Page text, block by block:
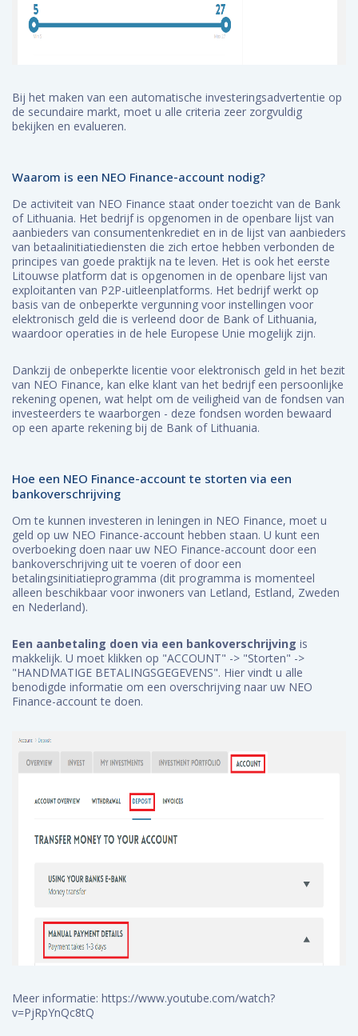
Bij het maken van een automatische investeringsadvertentie op
de secundaire markt, moet u alle criteria zeer zorgvuldig
bekijken en evalueren.
Waarom is een NEO Finance-account nodig?
De activiteit van NEO Finance staat onder toezicht van de Bank
of Lithuania. Het bedrijf is opgenomen in de openbare lijst van
aanbieders van consumentenkrediet en in de lijst van aanbieders
van betaalinitiatiediensten die zich ertoe hebben verbonden de
principes van goede praktijk na te leven. Het is ook het eerste
Litouwse platform dat is opgenomen in de openbare lijst van
exploitanten van P2P-uitleenplatforms. Het bedrijf werkt op
basis van de onbeperkte vergunning voor instellingen voor
elektronisch geld die is verleend door de Bank of Lithuania,
waardoor operaties in de hele Europese Unie mogelijk zijn.
Dankzij de onbeperkte licentie voor elektronisch geld in het bezit
van NEO Finance, kan elke klant van het bedrijf een persoonlijke
rekening openen, wat helpt om de veiligheid van de fondsen van
investeerders te waarborgen - deze fondsen worden bewaard
op een aparte rekening bij de Bank of Lithuania.
Hoe een NEO Finance-account te storten via een
bankoverschrijving
Om te kunnen investeren in leningen in NEO Finance, moet u
geld op uw NEO Finance-account hebben staan. U kunt een
overboeking doen naar uw NEO Finance-account door een
bankoverschrijving uit te voeren of door een
betalingsinitiatieprogramma (dit programma is momenteel
alleen beschikbaar voor inwoners van Letland, Estland, Zweden
en Nederland).
Een aanbetaling doen via een bankoverschrijving is
makkelijk. U moet klikken op "ACCOUNT" -> "Storten" ->
"HANDMATIGE BETALINGSGEGEVENS". Hier vindt u alle
benodigde informatie om een ​​overschrijving naar uw NEO
Finance-account te doen.
Meer informatie: https://www.youtube.com/watch?
v=PjRpYnQc8tQ